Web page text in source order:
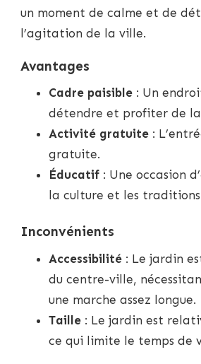
un moment de calme et de
l’agitation de la ville.
Avantages
Cadre paisible : Un
détendre et profiter de
Activité gratuite :
gratuite.
Éducatif : Une occasion
la culture et les traditions
Inconvénients
Accessibilité : Le jardin
du centre-ville,
une marche assez longue.
Taille : Le jardin est
ce qui limite le temps de